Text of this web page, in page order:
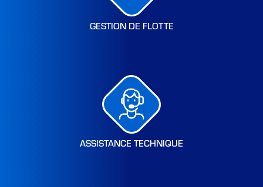
GESTION DE FLOTTE
ASSISTANCE TECHNIQUE